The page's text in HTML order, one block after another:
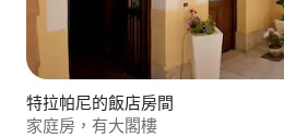
特拉帕尼的飯店房間
家庭房，有大閣樓